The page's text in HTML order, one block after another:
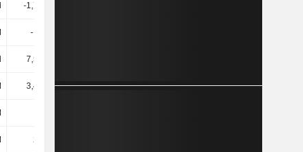
-1,77 Md
-186 M
7,58 Md
3,48 Md 2,55 Md -77 M
220 M